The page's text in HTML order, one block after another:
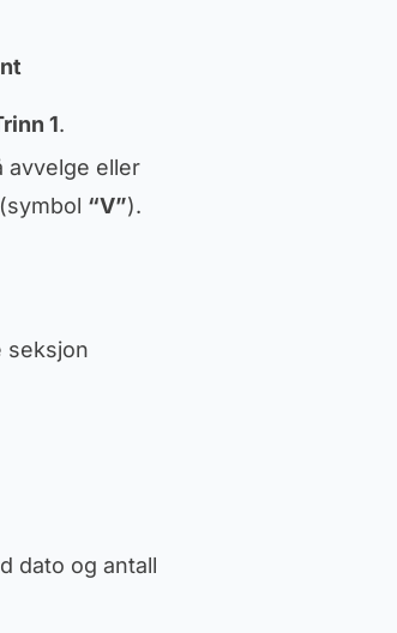
1.
avvelge eller
“V”).
seksjon
dato og antall